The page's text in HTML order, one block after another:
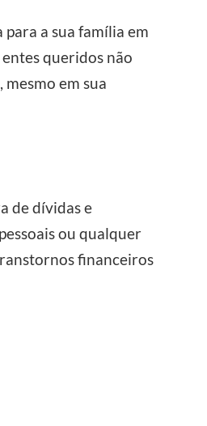
a sua família em
queridos não
em sua
de dívidas e
ou qualquer
financeiros